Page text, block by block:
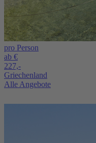
pro Person
ab €
227,-
Griechenland
Alle Angebote